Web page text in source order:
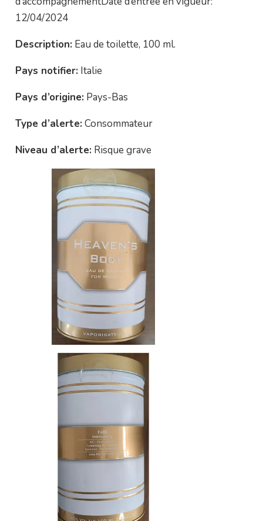
12/04/2024
Description: Eau de toilette, 100 ml.
Pays notifier: Italie
Pays d’origine: Pays-Bas
Type d’alerte: Consommateur
Niveau d’alerte: Risque grave